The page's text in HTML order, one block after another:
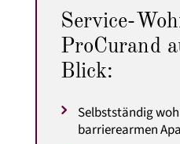
Service-
ProCurand
Blick:
Selbstständig
barrierearmen